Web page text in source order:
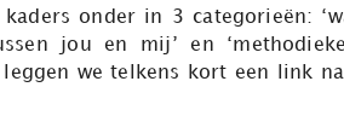
onder in 3 categorieën:
jou en mij’ en
we telkens kort een link